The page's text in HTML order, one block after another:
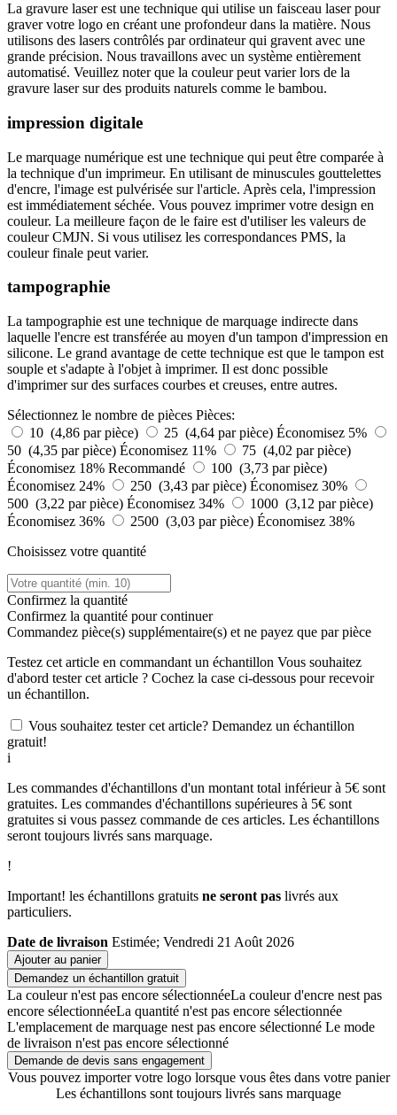
La gravure laser est une technique qui utilise un faisceau laser pour
graver votre logo en créant une profondeur dans la matière. Nous
utilisons des lasers contrôlés par ordinateur qui gravent avec une
grande précision. Nous travaillons avec un système entièrement
automatisé. Veuillez noter que la couleur peut varier lors de la
gravure laser sur des produits naturels comme le bambou.
impression digitale
Le marquage numérique est une technique qui peut être comparée à
la technique d'un imprimeur. En utilisant de minuscules gouttelettes
d'encre, l'image est pulvérisée sur l'article. Après cela, l'impression
est immédiatement séchée. Vous pouvez imprimer votre design en
couleur. La meilleure façon de le faire est d'utiliser les valeurs de
couleur CMJN. Si vous utilisez les correspondances PMS, la
couleur finale peut varier.
tampographie
La tampographie est une technique de marquage indirecte dans
laquelle l'encre est transférée au moyen d'un tampon d'impression en
silicone. Le grand avantage de cette technique est que le tampon est
souple et s'adapte à l'objet à imprimer. Il est donc possible
d'imprimer sur des surfaces courbes et creuses, entre autres.
Sélectionnez le nombre de pièces Pièces:
10 (4,86 par pièce)
25 (4,64 par pièce) Économisez 5%
50 (4,35 par pièce) Économisez 11%
75 (4,02 par pièce)
Économisez 18% Recommandé
100 (3,73 par pièce)
Économisez 24%
250 (3,43 par pièce) Économisez 30%
500 (3,22 par pièce) Économisez 34%
1000 (3,12 par pièce)
Économisez 36%
2500 (3,03 par pièce) Économisez 38%
Choisissez votre quantité
Confirmez la quantité
Confirmez la quantité pour continuer
Commandez pièce(s) supplémentaire(s) et ne payez que par pièce
Testez cet article en commandant un échantillon Vous souhaitez
d'abord tester cet article ? Cochez la case ci-dessous pour recevoir
un échantillon.
Vous souhaitez tester cet article? Demandez un échantillon
gratuit!
i
Les commandes d'échantillons d'un montant total inférieur à 5€ sont
gratuites. Les commandes d'échantillons supérieures à 5€ sont
gratuites si vous passez commande de ces articles. Les échantillons
seront toujours livrés sans marquage.
!
Important! les échantillons gratuits ne seront pas livrés aux
particuliers.
Date de livraison Estimée; Vendredi 21 Août 2026
Ajouter au panier
Demandez un échantillon gratuit
La couleur n'est pas encore sélectionnéeLa couleur d'encre nest pas
encore sélectionnéeLa quantité n'est pas encore sélectionnée
L'emplacement de marquage nest pas encore sélectionné Le mode
de livraison n'est pas encore sélectionné
Demande de devis sans engagement
Vous pouvez importer votre logo lorsque vous êtes dans votre panier
Les échantillons sont toujours livrés sans marquage